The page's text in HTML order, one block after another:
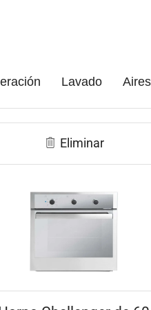
Lavado
Eliminar